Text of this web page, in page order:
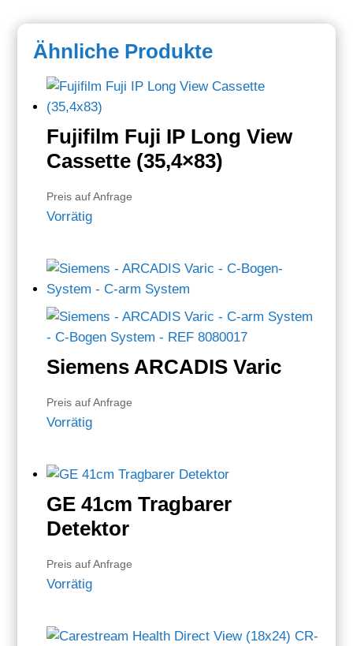
Ähnliche Produkte
Fujifilm Fuji IP Long View
Cassette (35,4×83)
Preis auf Anfrage
Vorrätig
Siemens ARCADIS Varic
Preis auf Anfrage
Vorrätig
GE 41cm Tragbarer
Detektor
Preis auf Anfrage
Vorrätig